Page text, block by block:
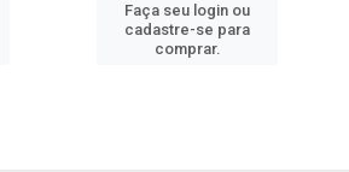
Faça seu login ou
cadastre-se para
comprar.